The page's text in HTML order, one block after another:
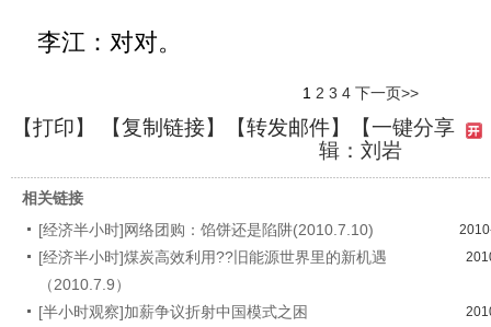
李江：对对。
1 2 3 4 下一页>>
【打印】 【复制链接】【转发邮件】
【一键分享
辑：刘岩
相关链接
[经济半小时]网络团购：馅饼还是陷阱(2010.7.10)
[经济半小时]煤炭高效利用??旧能源世界里的新机遇
（2010.7.9）
[半小时观察]加薪争议折射中国模式之困